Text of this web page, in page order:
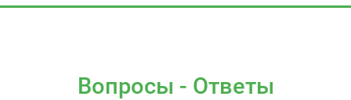
Вопросы - Ответы